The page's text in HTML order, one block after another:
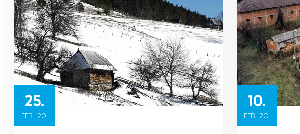
25.
FEB. `20.
10.
FEB. `20.